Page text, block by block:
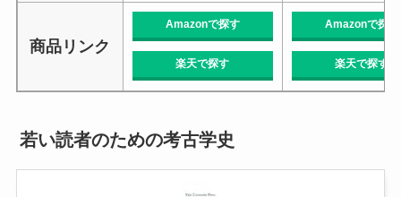
商品リンク
Amazonで探す
楽天で探す
Amazonで探す
楽天で探す
若い読者のための考古学史